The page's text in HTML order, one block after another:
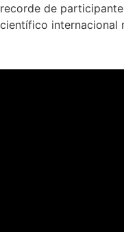
recorde de
científico internacional